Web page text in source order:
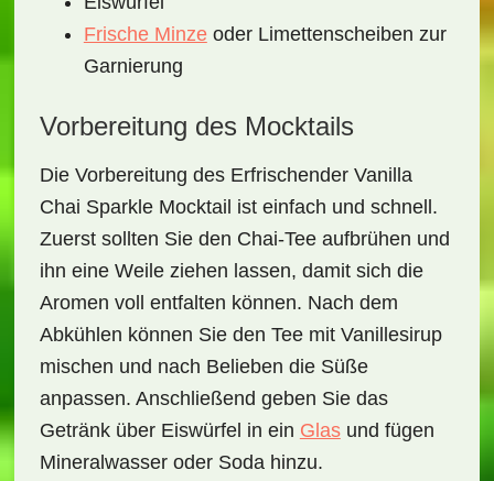
Frische Minzeoder Limettenscheiben zur
Garnierung
Vorbereitung des Mocktails
Die Vorbereitung des Erfrischender Vanilla
Chai Sparkle Mocktail ist einfach und schnell.
Zuerst sollten Sie den Chai-Tee aufbrühen und
ihn eine Weile ziehen lassen, damit sich die
Aromen voll entfalten können. Nach dem
Abkühlen können Sie den Tee mit Vanillesirup
mischen und nach Belieben die Süße
anpassen. Anschließend geben Sie das
Getränk über Eiswürfel in ein Glasund fügen
Mineralwasser oder Soda hinzu.